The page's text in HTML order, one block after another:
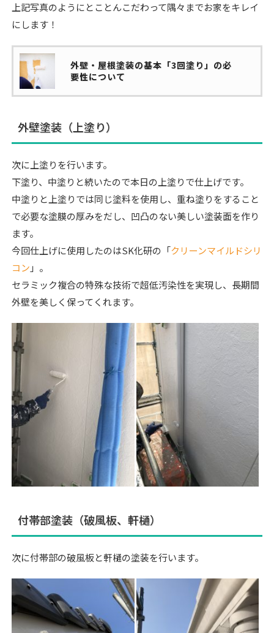
上記写真のようにとことんこだわって隅々までお家をキレイ
にします！
外壁・屋根塗装の基本「3回塗り」の必
要性について
外壁塗装（上塗り）
次に上塗りを行います。
下塗り、中塗りと続いたので本日の上塗りで仕上げです。
中塗りと上塗りでは同じ塗料を使用し、重ね塗りをすること
で必要な塗膜の厚みをだし、凹凸のない美しい塗装面を作り
ます。
今回仕上げに使用したのはSK化研の「クリーンマイルドシリ
コン 」。
セラミック複合の特殊な技術で超低汚染性を実現し、長期間
外壁を美しく保ってくれます。
付帯部塗装（破風板、軒樋）
次に付帯部の破風板と軒樋の塗装を行います。